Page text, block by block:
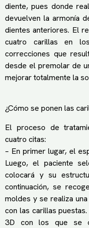
diente, pues donde
devuelven la armonía
dientes anteriores. El
cuatro carillas en
correcciones que
desde el premolar de
mejorar totalmente la
¿Cómo se ponen las
El proceso de
cuatro citas:
– En primer lugar, el
Luego, el paciente
colocará y su
continuación, se
moldes y se realiza
con las carillas
3D con los que se